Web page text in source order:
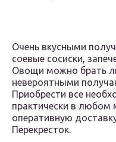
Очень вкусными
соевые сосиски,
Овощи можно брать
невероятными
Приобрести все
практически в любом
оперативную
Перекресток.